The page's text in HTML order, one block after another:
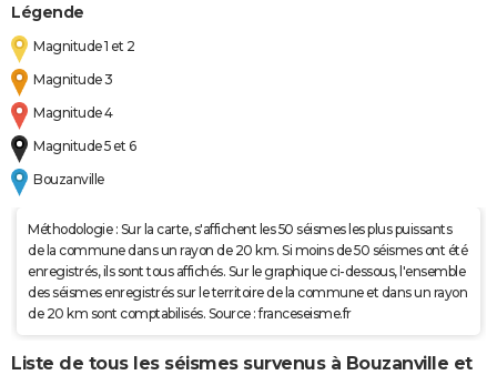
Légende
Magnitude 1 et 2
Magnitude 3
Magnitude 4
Magnitude 5 et 6
Bouzanville
Méthodologie : Sur la carte, s'affichent les 50 séismes les plus puissants
de la commune dans un rayon de 20 km. Si moins de 50 séismes ont été
enregistrés, ils sont tous affichés. Sur le graphique ci-dessous, l'ensemble
des séismes enregistrés sur le territoire de la commune et dans un rayon
de 20 km sont comptabilisés. Source : franceseisme.fr
Liste de tous les séismes survenus à Bouzanville et